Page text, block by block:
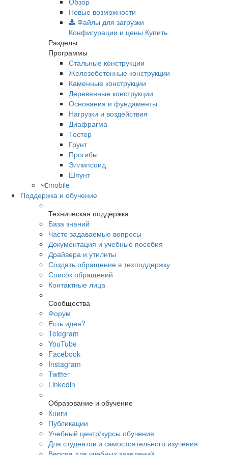
Новые возможности
Файлы для загрузки
Конфигурации и цены Купить
Разделы
Программы
Стальные конструкции
Железобетонные конструкции
Каменные конструкции
Деревянные конструкции
Основания и фундаменты
Нагрузки и воздействия
Диафрагма
Тостер
Грунт
Прогибы
Эллипсоид
Шпунт
mobile
Поддержка и обучение
Техническая поддержка
База знаний
Часто задаваемые вопросы
Документация и учебные пособия
Драйвера и утилиты
Создать обращение в техподдержку
Список обращений
Контактные лица
Сообщества
Форум
Есть идея?
Telegram
YouTube
Facebook
Instagram
Twitter
Linkedin
Образование и обучение
Книги
Публикации
Учебный центр/курсы обучения
Для студентов и самостоятельного изучения